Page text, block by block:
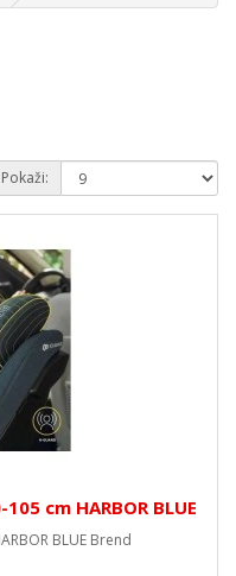
Pokaži:
cm HARBOR BLUE
BLUE Brend